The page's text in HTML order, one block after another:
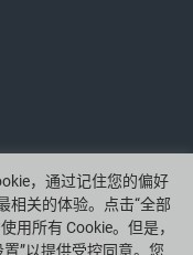
，通过记住您的偏好
相关的体验。点击“全部
用所有 Cookie。但是，
”以提供受控同意。您